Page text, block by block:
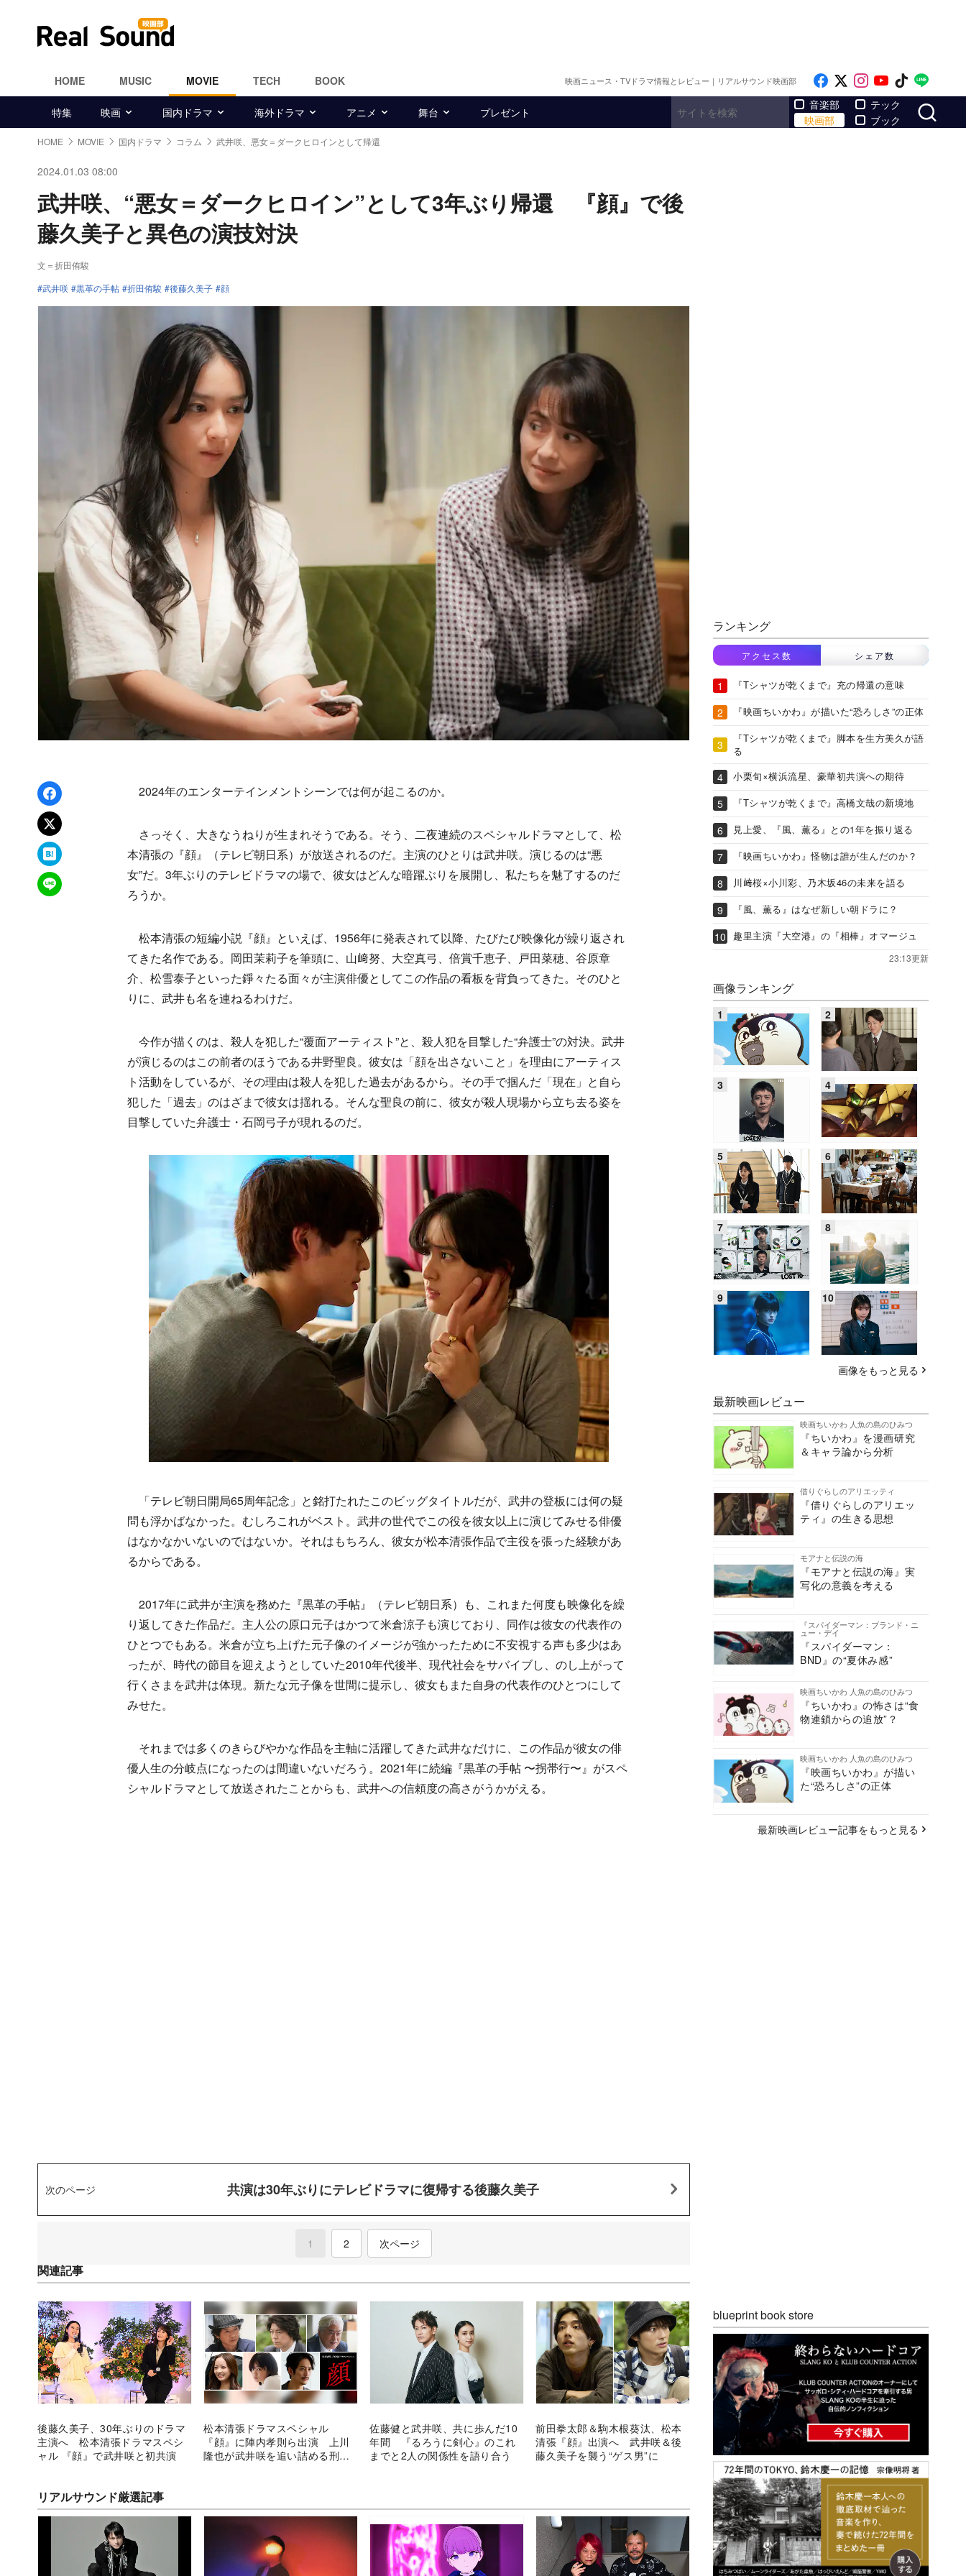
HOME MUSIC MOVIE TECH BOOK 映画ニュース・TVドラマ情報とレビュー｜リアルサウンド映画部 Like on Facebook
Follow on x
Follow on
Follow on
Follow
特集 映画 国内ドラマ 海外ドラマ アニメ 舞台 プレゼント
音楽部
映画部
テック
ブック
HOME MOVIE 国内ドラマ コラム 武井咲、悪女＝ダークヒロインとして帰還
2024.01.03 08:00
武井咲、“悪女＝ダークヒロイン”として3年ぶり帰還 『顔』で後
藤久美子と異色の演技対決
文＝折田侑駿
武井咲
黒革の手帖 折田侑駿 後藤久美子 顔
Facebookでシェア
xでポスト
はてなブックマーク
LINEで送る
2024年のエンターテインメントシーンでは何が起こるのか。
さっそく、大きなうねりが生まれそうである。そう、二夜連続のスペシャルドラマとして、松
本清張の『顔』（テレビ朝日系）が放送されるのだ。主演のひとりは武井咲。演じるのは“悪
女”だ。3年ぶりのテレビドラマの場で、彼女はどんな暗躍ぶりを展開し、私たちを魅了するのだ
ろうか。
松本清張の短編小説『顔』といえば、1956年に発表されて以降、たびたび映像化が繰り返され
てきた名作である。岡田茉莉子を筆頭に、山﨑努、大空真弓、倍賞千恵子、戸田菜穂、谷原章
介、松雪泰子といった錚々たる面々が主演俳優としてこの作品の看板を背負ってきた。そのひと
りに、武井も名を連ねるわけだ。
今作が描くのは、殺人を犯した“覆面アーティスト”と、殺人犯を目撃した“弁護士”の対決。武井
が演じるのはこの前者のほうである井野聖良。彼女は「顔を出さないこと」を理由にアーティス
ト活動をしているが、その理由は殺人を犯した過去があるから。その手で掴んだ「現在」と自ら
犯した「過去」のはざまで彼女は揺れる。そんな聖良の前に、彼女が殺人現場から立ち去る姿を
目撃していた弁護士・石岡弓子が現れるのだ。
「テレビ朝日開局65周年記念」と銘打たれたこのビッグタイトルだが、武井の登板には何の疑
問も浮かばなかった。むしろこれがベスト。武井の世代でこの役を彼女以上に演じてみせる俳優
はなかなかいないのではないか。それはもちろん、彼女が松本清張作品で主役を張った経験があ
るからである。
2017年に武井が主演を務めた『黒革の手帖』（テレビ朝日系）も、これまた何度も映像化を繰
り返してきた作品だ。主人公の原口元子はかつて米倉涼子も演じており、同作は彼女の代表作の
ひとつでもある。米倉が立ち上げた元子像のイメージが強かったために不安視する声も多少はあ
ったが、時代の節目を迎えようとしていた2010年代後半、現代社会をサバイブし、のし上がって
行くさまを武井は体現。新たな元子像を世間に提示し、彼女もまた自身の代表作のひとつにして
みせた。
それまでは多くのきらびやかな作品を主軸に活躍してきた武井なだけに、この作品が彼女の俳
優人生の分岐点になったのは間違いないだろう。2021年に続編『黒革の手帖 〜拐帯行〜』がスペ
シャルドラマとして放送されたことからも、武井への信頼度の高さがうかがえる。
次のページ 共演は30年ぶりにテレビドラマに復帰する後藤久美子
1 (current)
2 次ページ
関連記事
後藤久美子、30年ぶりのドラマ
主演へ 松本清張ドラマスペシ
ャル 『顔』で武井咲と初共演
松本清張ドラマスペシャル
『顔』に陣内孝則ら出演 上川
隆也が武井咲を追い詰める刑事
佐藤健と武井咲、共に歩んだ10
年間 『るろうに剣心』のこれ
までと2人の関係性を語り合う
前田拳太郎＆駒木根葵汰、松本
清張『顔』出演へ 武井咲＆後
藤久美子を襲う“ゲス男”に
リアルサウンド厳選記事
ランキング
アクセス数 シェア数
『Tシャツが乾くまで』充の帰還の意味
『映画ちいかわ』が描いた“恐ろしさ”の正体
『Tシャツが乾くまで』脚本を生方美久が語
る
小栗旬×横浜流星、豪華初共演への期待
『Tシャツが乾くまで』高橋文哉の新境地
見上愛、『風、薫る』との1年を振り返る
『映画ちいかわ』怪物は誰が生んだのか？
川﨑桜×小川彩、乃木坂46の未来を語る
『風、薫る』はなぜ新しい朝ドラに？
趣里主演『大空港』の『相棒』オマージュ
23:13更新
画像ランキング
画像をもっと見る
最新映画レビュー
映画ちいかわ 人魚の島のひみつ
『ちいかわ』を漫画研究
＆キャラ論から分析
借りぐらしのアリエッティ
『借りぐらしのアリエッ
ティ』の生きる思想
モアナと伝説の海
『モアナと伝説の海』実
写化の意義を考える
『スパイダーマン：ブランド・ニ
ュー・デイ
『スパイダーマン：
BND』の“夏休み感”
映画ちいかわ 人魚の島のひみつ
『ちいかわ』の怖さは“食
物連鎖からの追放”？
映画ちいかわ 人魚の島のひみつ
『映画ちいかわ』が描い
た“恐ろしさ”の正体
最新映画レビュー記事をもっと見る
blueprint book store